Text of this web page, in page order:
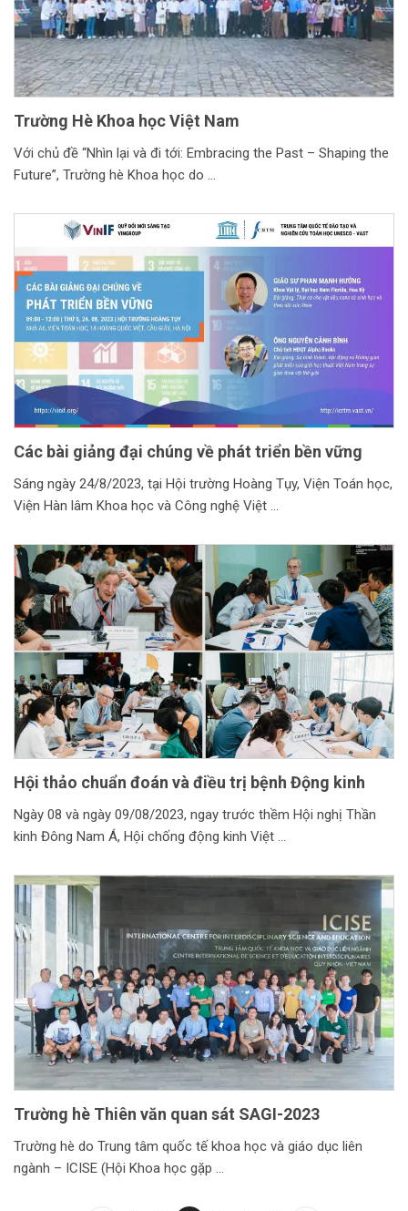
Trường Hè Khoa học Việt Nam
Với chủ đề “Nhìn lại và đi tới: Embracing the Past – Shaping the
Future”, Trường hè Khoa học do
Các bài giảng đại chúng về phát triển bền vững
Sáng ngày 24/8/2023, tại Hội trường Hoàng Tụy, Viện Toán học,
Viện Hàn lâm Khoa học và Công nghệ Việt
Hội thảo chuẩn đoán và điều trị bệnh Động kinh
Ngày 08 và ngày 09/08/2023, ngay trước thềm Hội nghị Thần
kinh Đông Nam Á, Hội chống động kinh Việt
Trường hè Thiên văn quan sát SAGI-2023
Trường hè do Trung tâm quốc tế khoa học và giáo dục liên
ngành – ICISE (Hội Khoa học gặp